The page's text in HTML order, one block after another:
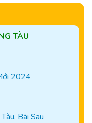
TÀU
2024
Bãi Sau